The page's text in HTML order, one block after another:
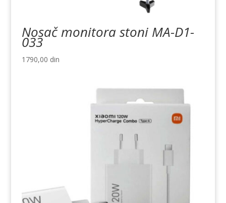
Nosač monitora stoni MA-D1-
033
1790,00 din